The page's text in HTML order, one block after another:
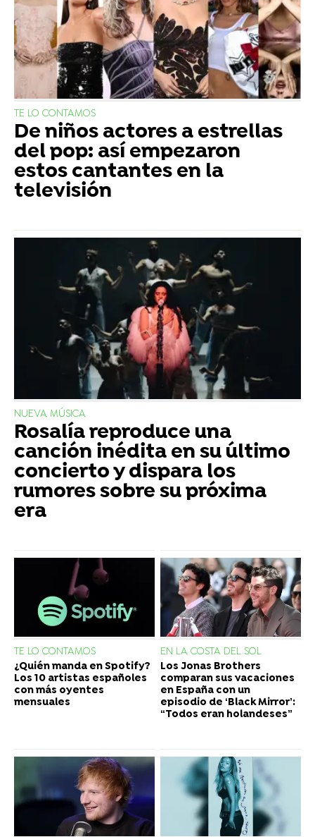
TE LO CONTAMOS
De niños actores a estrellas
del pop: así empezaron
estos cantantes en la
televisión
NUEVA MÚSICA
Rosalía reproduce una
canción inédita en su último
concierto y dispara los
rumores sobre su próxima
era
TE LO CONTAMOS
¿Quién manda en Spotify?
Los 10 artistas españoles
con más oyentes
mensuales
EN LA COSTA DEL SOL
Los Jonas Brothers
comparan sus vacaciones
en España con un
episodio de ‘Black Mirror’:
“Todos eran holandeses”